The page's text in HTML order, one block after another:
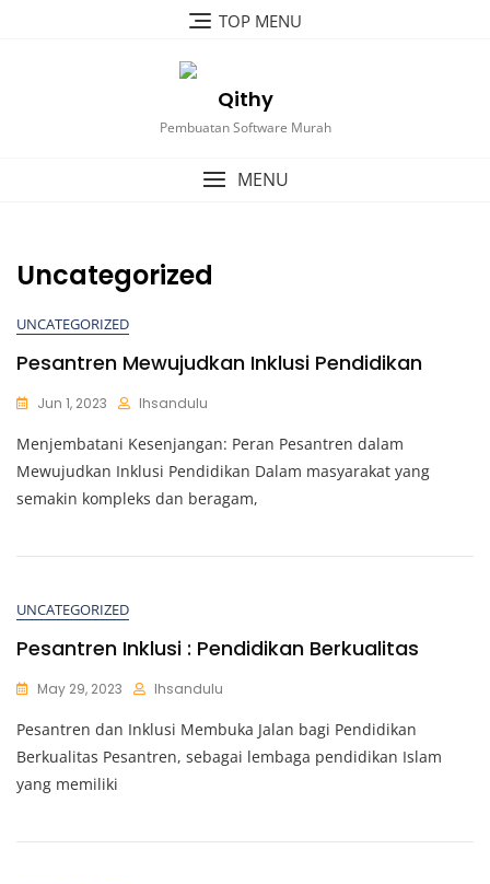
TOP MENU
Qithy
Pembuatan Software Murah
MENU
Uncategorized
UNCATEGORIZED
Pesantren Mewujudkan Inklusi Pendidikan
Jun 1, 2023 Ihsandulu
Menjembatani Kesenjangan: Peran Pesantren dalam
Mewujudkan Inklusi Pendidikan Dalam masyarakat yang
semakin kompleks dan beragam,
UNCATEGORIZED
Pesantren Inklusi : Pendidikan Berkualitas
May 29, 2023 Ihsandulu
Pesantren dan Inklusi Membuka Jalan bagi Pendidikan
Berkualitas Pesantren, sebagai lembaga pendidikan Islam
yang memiliki